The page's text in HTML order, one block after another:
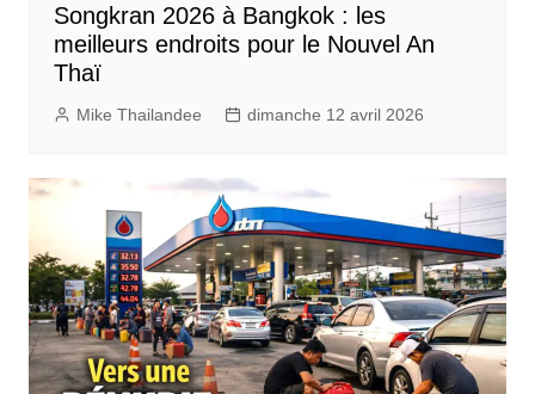
Songkran 2026 à Bangkok : les
meilleurs endroits pour le Nouvel An
Thaï
Mike Thailandee dimanche 12 avril 2026